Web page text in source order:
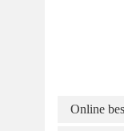
Online